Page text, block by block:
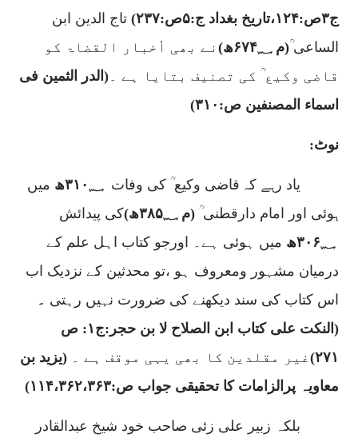
ج۳ص:۱۲۴،تاریخ بغداد ج:۵ص:۲۳۷) تاج الدین ابن
الساعی ؒ(م۶۷۴؁ھ) نے بھی أخبار القضاۃ کو
قاضی وکیع ؒ کی تصنیف بتایا ہے ۔(الدر الثمین فی
اسماء المصنفین ص: ۳۱۰)
نوٹ:
یاد رہے کہ قاضی وکیع ؒ کی وفات ۳۱۰؁ھ
میں
ہوئی اور امام دارقطنی ؒ (م۳۸۵؁ھ)کی پیدائش
۳۰۶؁ھ
میں ہوئی ہے۔ اورجو کتاب اہل علم کے
درمیان مشہور ومعروف ہو ،تو محدثین کے نزدیک اب
اس کتاب کی سند دیکھنے کی ضرورت نہیں رہتی ۔
(النکت علی کتاب ابن الصلاح لا بن حجر:ج۱: ص
۲۷۱) غیر مقلدین کا بھی یہی موقف ہے ۔ (یزید بن
معاویہ پرالزامات کا تحقیقی جواب ص:۱۱۴،۳۶۲،۳۶۳)
بلکہ زبیر علی زئی صاحب خود شیخ عبدالقادر